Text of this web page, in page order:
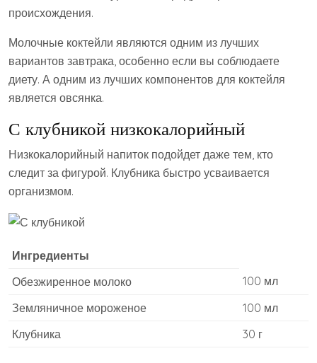
происхождения.
Молочные коктейли являются одним из лучших
вариантов завтрака, особенно если вы соблюдаете
диету. А одним из лучших компонентов для коктейля
является овсянка.
С клубникой низкокалорийный
Низкокалорийный напиток подойдет даже тем, кто
следит за фигурой. Клубника быстро усваивается
организмом.
Ингредиенты
Обезжиренное молоко
100 мл
Земляничное мороженое
100 мл
Клубника
30 г